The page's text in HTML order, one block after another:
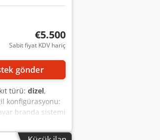
€5.500
Sabit fiyat KDV hariç
gönder
türü: dizel,
konfigürasyonu:
branda sistemi